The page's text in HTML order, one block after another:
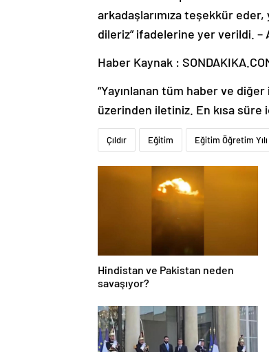
arkadaşlarımıza teşekkür
dileriz” ifadelerine yer verildi. –
Haber Kaynak :
“Yayınlanan tüm haber ve
üzerinden iletiniz. En kısa süre
Çıldır Eğitim Eğitim Öğretim Yılı
Hindistan ve Pakistan neden
savaşıyor?